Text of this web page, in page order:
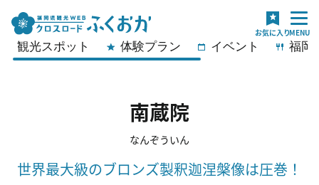
観光スポット 体験プラン イベント 福岡
南蔵院
なんぞういん
世界最大級のブロンズ製釈迦涅槃像は圧巻！